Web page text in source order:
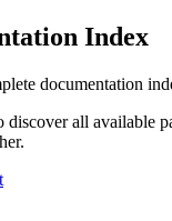
Index
documentation
discover all available